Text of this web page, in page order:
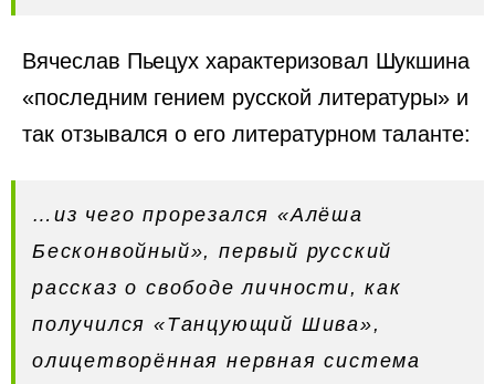
Вячеслав Пьецух характеризовал Шукшина
«последним гением русской литературы» и
так отзывался о его литературном таланте:
…из чего прорезался «Алёша
Бесконвойный», первый русский
рассказ о свободе личности, как
получился «Танцующий Шива»,
олицетворённая нервная система